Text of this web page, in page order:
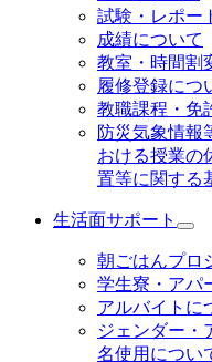
試験・レポー
成績について
教室・時間割
履修登録につ
教職課程・免
防災気象情報
おける授業の
置等に関する
生活面サポート
朝ごはんプロ
学生寮・アパ
アルバイトに
ジェンダー・
名使用につい